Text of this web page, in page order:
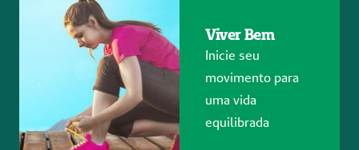
Viver Bem
Inicie seu
movimento para
uma vida
equilibrada